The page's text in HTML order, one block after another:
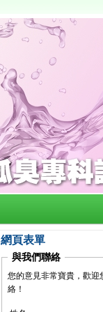
網頁表單
與我們聯絡
您的意見非常寶貴，歡迎
絡！